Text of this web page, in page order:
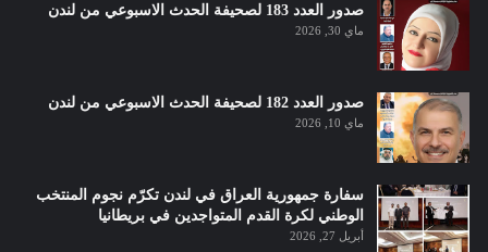
صدور العدد 183 لصحيفة الحدث الاسبوعي من لندن
ماي 30, 2026
صدور العدد 182 لصحيفة الحدث الاسبوعي من لندن
ماي 10, 2026
سفارة جمهورية العراق في لندن تكرّم نجوم المنتخب
الوطني لكرة القدم المتواجدين في بريطانيا
أبريل 27, 2026